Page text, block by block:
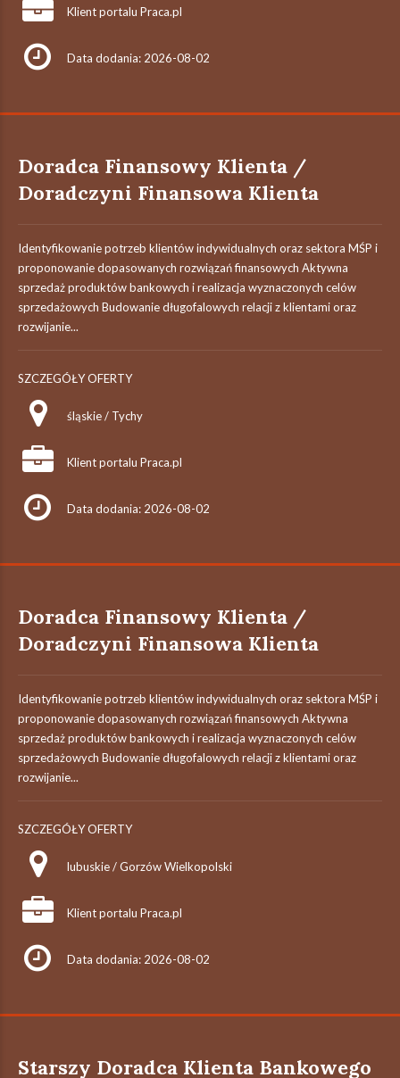
Klient portalu Praca.pl
Data dodania: 2026-08-02
Doradca Finansowy Klienta /
Doradczyni Finansowa Klienta
Identyfikowanie potrzeb klientów indywidualnych oraz sektora MŚP i
proponowanie dopasowanych rozwiązań finansowych Aktywna
sprzedaż produktów bankowych i realizacja wyznaczonych celów
sprzedażowych Budowanie długofalowych relacji z klientami oraz
rozwijanie...
SZCZEGÓŁY OFERTY
śląskie / Tychy
Klient portalu Praca.pl
Data dodania: 2026-08-02
Doradca Finansowy Klienta /
Doradczyni Finansowa Klienta
Identyfikowanie potrzeb klientów indywidualnych oraz sektora MŚP i
proponowanie dopasowanych rozwiązań finansowych Aktywna
sprzedaż produktów bankowych i realizacja wyznaczonych celów
sprzedażowych Budowanie długofalowych relacji z klientami oraz
rozwijanie...
SZCZEGÓŁY OFERTY
lubuskie / Gorzów Wielkopolski
Klient portalu Praca.pl
Data dodania: 2026-08-02
Starszy Doradca Klienta Bankowego